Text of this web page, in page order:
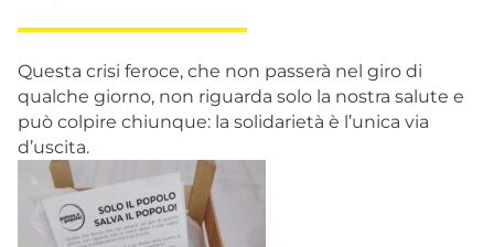
Questa crisi feroce, che non passerà nel giro di
qualche giorno, non riguarda solo la nostra salute e
può colpire chiunque: la solidarietà è l’unica via
d’uscita.